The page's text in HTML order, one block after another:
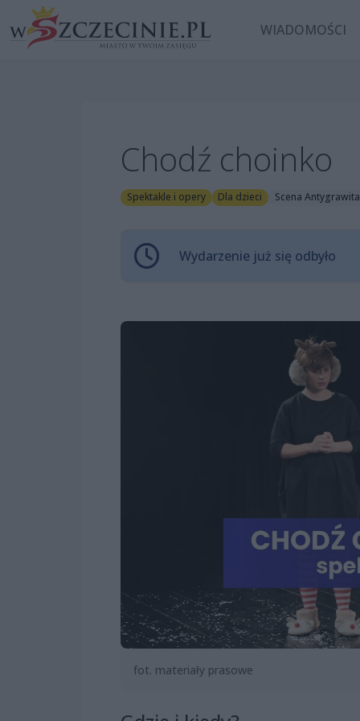
WIADOMOŚCI
Chodź choinko
Spektakle i opery Dla dzieci Scena
Wydarzenie już się odbyło
fot. materiały prasowe